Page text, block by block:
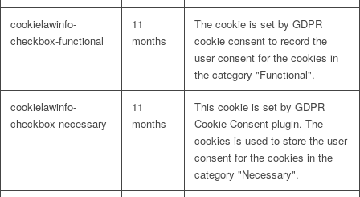
cookielawinfo-
checkbox-functional
11
months
The cookie is set by GDPR
cookie consent to record the
user consent for the cookies in
the category "Functional".
cookielawinfo-
checkbox-necessary
11
months
This cookie is set by GDPR
Cookie Consent plugin. The
cookies is used to store the user
consent for the cookies in the
category "Necessary".